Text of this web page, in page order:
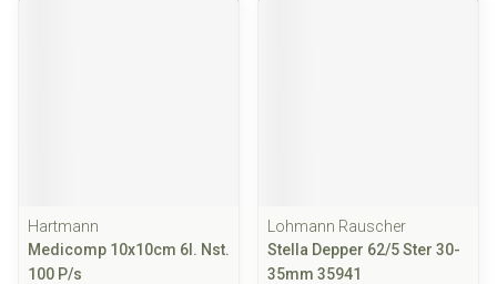
Hartmann
Medicomp 10x10cm 6l. Nst.
100 P/s
Lohmann Rauscher
Stella Depper 62/5 Ster 30-
35mm 35941